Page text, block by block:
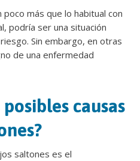
más que lo habitual con
podría ser una situación
Sin embargo, en otras
de una enfermedad
causas
saltones es el